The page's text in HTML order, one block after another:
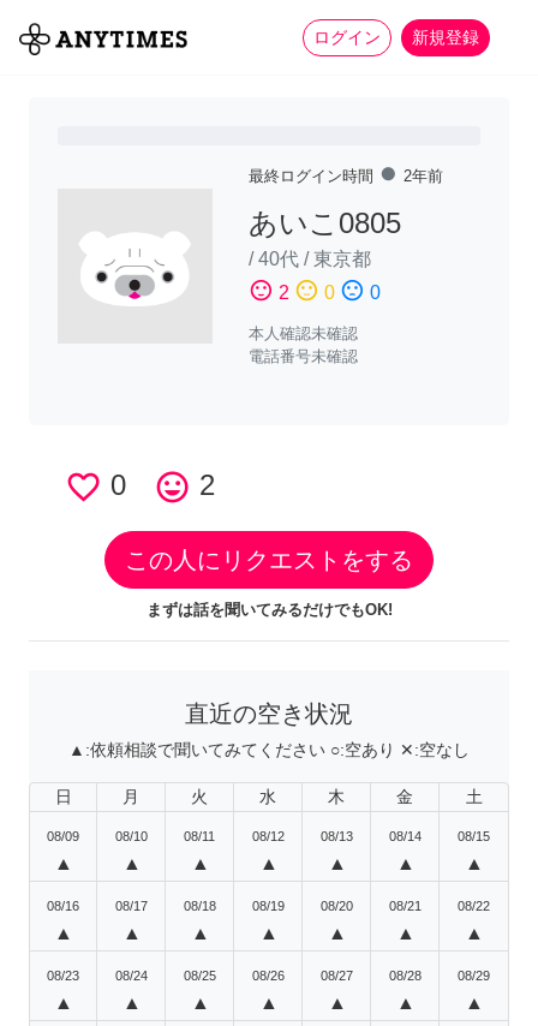
ログイン 新規登録
全て 家事 more_horiz
最終ログイン時間 fiber_manual_record 2年前
あいこ0805
/40代 /東京都
sentiment_satisfied 2 sentiment_neutral 0 sentiment_dissatisfied 0
本人確認未確認
電話番号未確認
favorite_border 0 tag_faces 2
この人にリクエストをする
まずは話を聞いてみるだけでもOK!
直近の空き状況
▲:依頼相談で聞いてみてください ○:空あり ✕:空なし
日 月 火 水 木 金 土
08/09
▲
08/10
▲
08/11
▲
08/12
▲
08/13
▲
08/14
▲
08/15
▲
08/16
▲
08/17
▲
08/18
▲
08/19
▲
08/20
▲
08/21
▲
08/22
▲
08/23
▲
08/24
▲
08/25
▲
08/26
▲
08/27
▲
08/28
▲
08/29
▲